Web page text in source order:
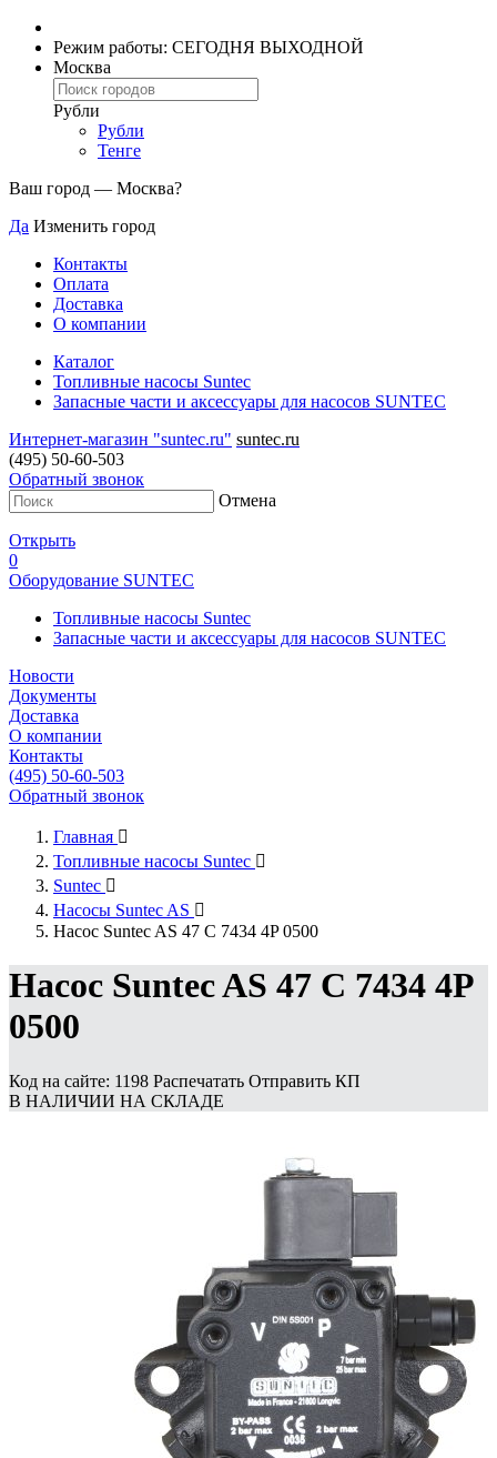
Режим работы: СЕГОДНЯ ВЫХОДНОЙ
Москва
Рубли
Рубли
Тенге
Ваш город — Москва?
Да Изменить город
Контакты
Оплата
Доставка
О компании
Каталог
Топливные насосы Suntec
Запасные части и аксессуары для насосов SUNTEC
Интернет-магазин "suntec.ru" suntec.ru
(495) 50-60-503
Обратный звонок
Отмена
Открыть
0
Оборудование SUNTEC
Топливные насосы Suntec
Запасные части и аксессуары для насосов SUNTEC
Новости
Документы
Доставка
О компании
Контакты
(495) 50-60-503
Обратный звонок
Главная 
Топливные насосы Suntec 
Suntec 
Насосы Suntec AS 
Насос Suntec AS 47 C 7434 4P 0500
Насос Suntec AS 47 C 7434 4P
0500
Код на сайте: 1198 Распечатать Отправить КП
В НАЛИЧИИ НА СКЛАДЕ